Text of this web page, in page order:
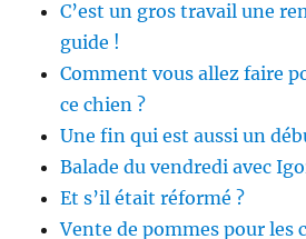
C’est un gros travail une
guide !
Comment vous allez faire
ce chien ?
Une fin qui est aussi un
Balade du vendredi avec
Et s’il était réformé ?
Vente de pommes pour les